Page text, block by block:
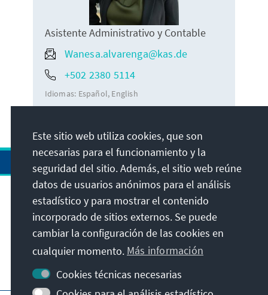
Asistente Administrativo y Contable
Wanesa.alvarenga@kas.de
+502 2380 5114
Idiomas: Español English
Dirección
Contacto
Visita también
Este sitio web utiliza cookies, que son
necesarias para el funcionamiento y la
seguridad del sitio. Además, el sitio web reúne
datos de usuarios anónimos para el análisis
estadístico y para mostrar el contenido
incorporado de sitios externos. Se puede
cambiar la configuración de las cookies en
cualquier momento. Más información
Cookies técnicas necesarias